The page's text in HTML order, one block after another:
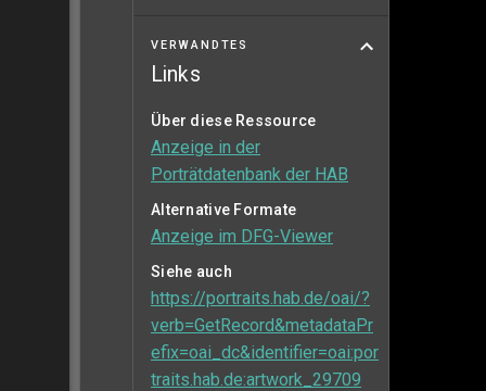
VERWANDTES
Links
Über diese Ressource
Anzeige in der
Porträtdatenbank der HAB
Alternative Formate
Anzeige im DFG-Viewer
Siehe auch
https://portraits.hab.de/oai/?
verb=GetRecord&metadataPr
efix=oai_dc&identifier=oai:por
traits.hab.de:artwork_29709